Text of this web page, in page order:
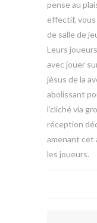
pense au
effectif,
de salle de
Leurs
avec jouer
jésus de la
abolissant
l’cliché via
réception
amenant cet
les joueurs.